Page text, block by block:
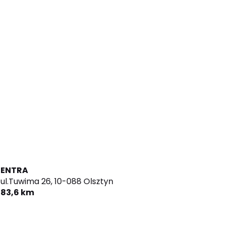
ENTRA
ul.Tuwima 26,10-088 Olsztyn
83,6 km